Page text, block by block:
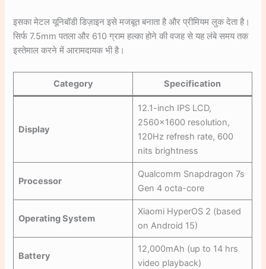
इसका मेटल यूनिबॉडी डिज़ाइन इसे मजबूत बनाता है और प्रीमियम लुक देता है।
सिर्फ 7.5mm पतला और 610 ग्राम हल्का होने की वजह से यह लंबे समय तक
इस्तेमाल करने में आरामदायक भी है।
Category Specification
Display
12.1-inch IPS LCD,
2560×1600 resolution,
120Hz refresh rate, 600
nits brightness
Processor
Qualcomm Snapdragon 7s
Gen 4 octa-core
Operating System
Xiaomi HyperOS 2 (based
on Android 15)
Battery
12,000mAh (up to 14 hrs
video playback)